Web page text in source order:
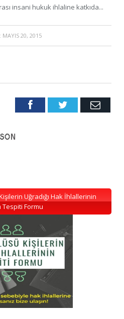
insani hukuk ihlaline katkıda...
MAYIS 20, 2015
FacebookTwitter Email
Uğradığı Hak İhlallerinin
Tespiti Formu